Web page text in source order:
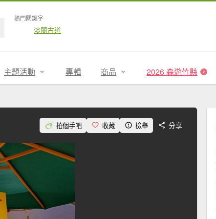
熱門關鍵字
淡蘭古道
主題活動 專輯 商品 2026 森遊竹縣
拍個手吧 收藏 檢舉 分享